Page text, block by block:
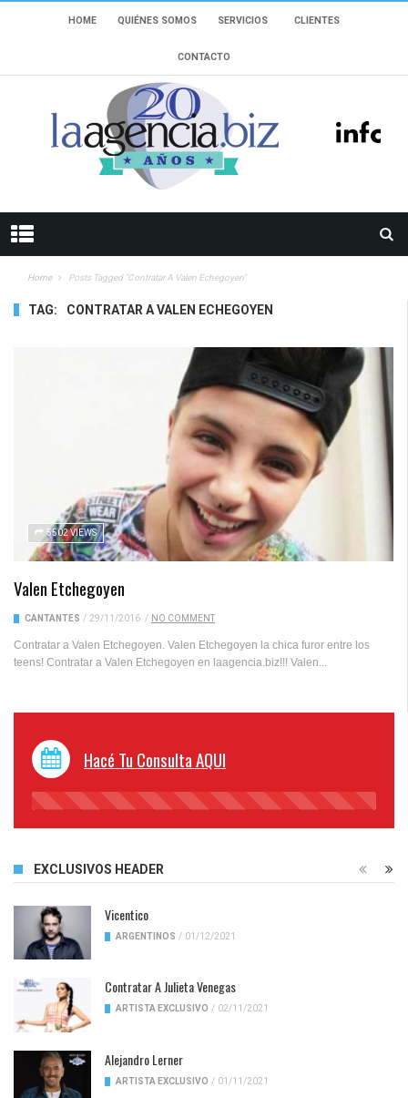
HOME QUIÉNES SOMOS SERVICIOS CLIENTES
CONTACTO
Home Posts Tagged "Contratar A Valen Echegoyen"
TAG: CONTRATAR A VALEN ECHEGOYEN
5502 VIEWS
Valen Etchegoyen
CANTANTES / 29/11/2016 / NO COMMENT
Contratar a Valen Etchegoyen. Valen Etchegoyen la chica furor entre los
teens! Contratar a Valen Etchegoyen en laagencia.biz!!! Valen...
Hacé Tu Consulta AQUI
45%
EXCLUSIVOS HEADER
Vicentico
ARGENTINOS / 01/12/2021
Contratar A Julieta Venegas
ARTISTA EXCLUSIVO / 02/11/2021
Alejandro Lerner
ARTISTA EXCLUSIVO / 01/11/2021